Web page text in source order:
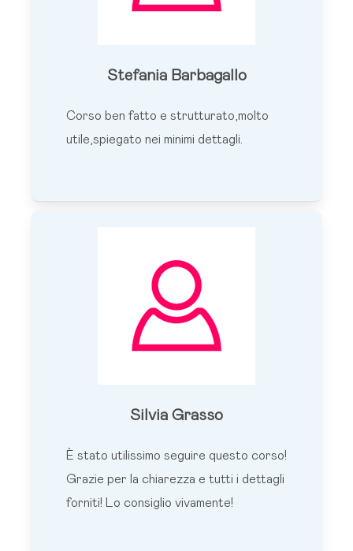
Stefania Barbagallo
Corso ben fatto e strutturato,molto
utile,spiegato nei minimi dettagli.
Silvia Grasso
È stato utilissimo seguire questo corso!
Grazie per la chiarezza e tutti i dettagli
forniti! Lo consiglio vivamente!